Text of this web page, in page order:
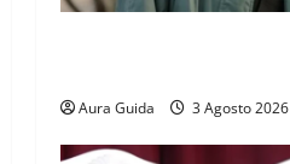
Aura Guida 3 Agosto 2026